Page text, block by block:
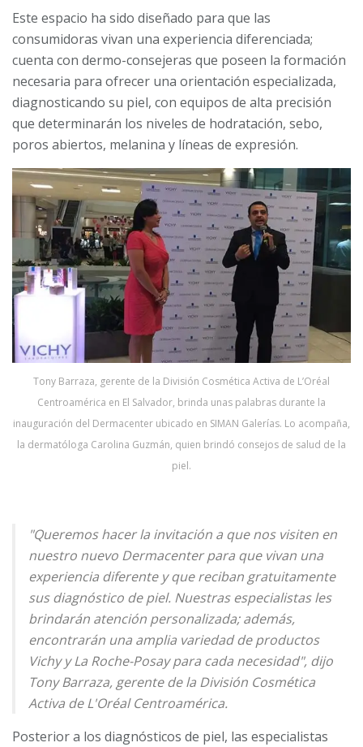
Este espacio ha sido diseñado para que las
consumidoras vivan una experiencia diferenciada;
cuenta con dermo-consejeras que poseen la formación
necesaria para ofrecer una orientación especializada,
diagnosticando su piel, con equipos de alta precisión
que determinarán los niveles de hodratación, sebo,
poros abiertos, melanina y líneas de expresión.
Tony Barraza, gerente de la División Cosmética Activa de L’Oréal
Centroamérica en El Salvador, brinda unas palabras durante la
inauguración del Dermacenter ubicado en SIMAN Galerías. Lo acompaña,
la dermatóloga Carolina Guzmán, quien brindó consejos de salud de la
piel.
"Queremos hacer la invitación a que nos visiten en
nuestro nuevo Dermacenter para que vivan una
experiencia diferente y que reciban gratuitamente
sus diagnóstico de piel. Nuestras especialistas les
brindarán atención personalizada; además,
encontrarán una amplia variedad de productos
Vichy y La Roche-Posay para cada necesidad", dijo
Tony Barraza, gerente de la División Cosmética
Activa de L'Oréal Centroamérica.
Posterior a los diagnósticos de piel, las especialistas